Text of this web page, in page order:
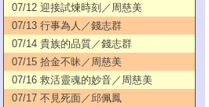
07/12 迎接試煉時刻／周慈美
07/13 行事為人／錢志群
07/14 貴族的品質／錢志群
07/15 拾金不昧／周慈美
07/16 救活靈魂的妙音／周慈美
07/17 不見死面／邱佩鳳